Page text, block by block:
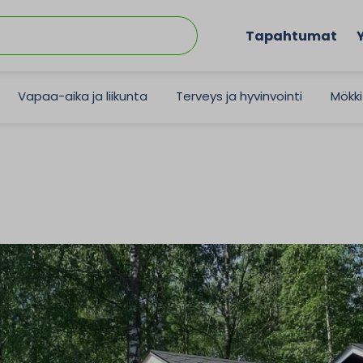
Tapahtumat
Vapaa-aika ja liikunta Terveys ja hyvinvointi